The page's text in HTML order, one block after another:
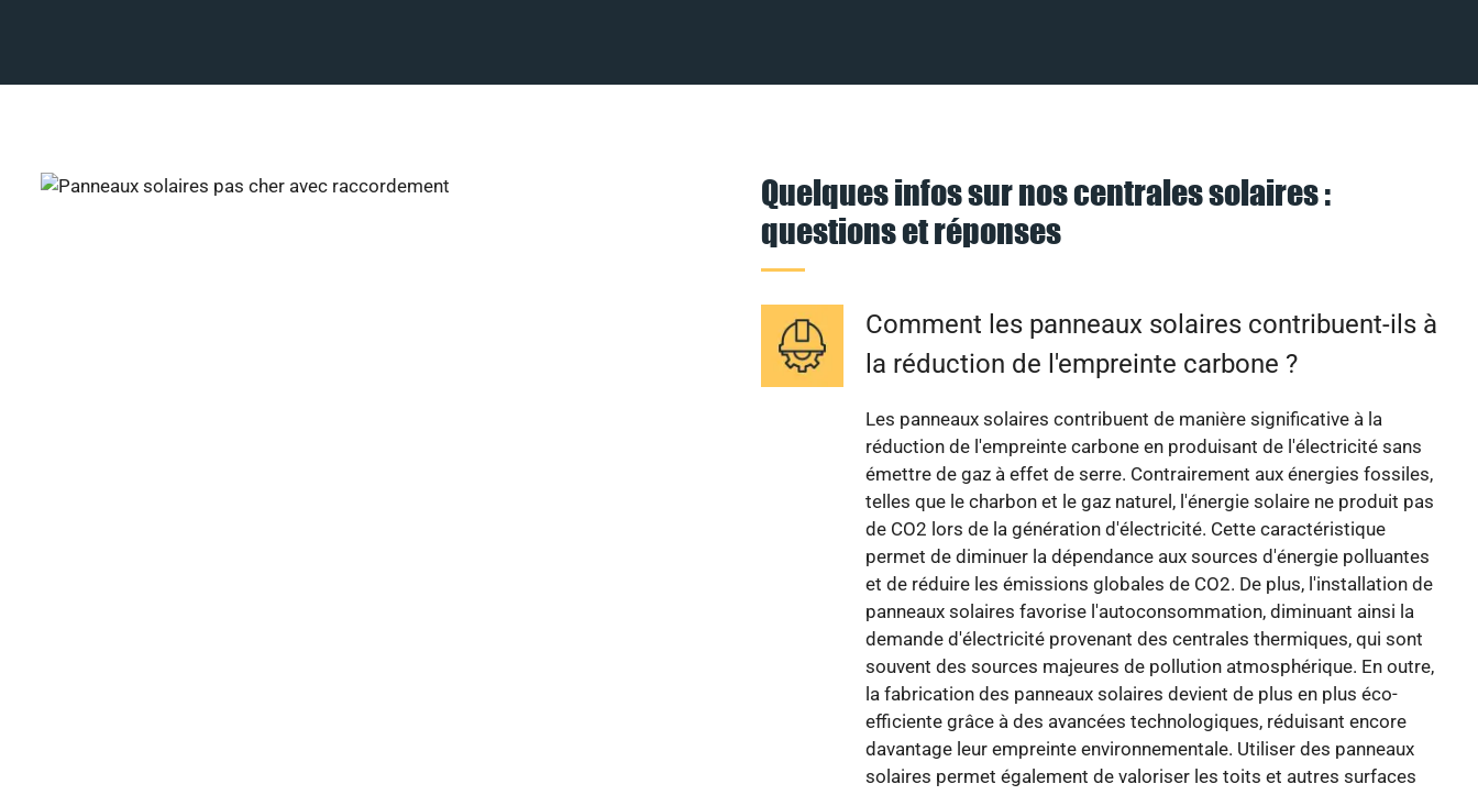
Quelques infos sur nos centrales solaires :
questions et réponses
Comment les panneaux solaires contribuent-ils à
la réduction de l'empreinte carbone ?
Les panneaux solaires contribuent de manière significative à la
réduction de l'empreinte carbone en produisant de l'électricité sans
émettre de gaz à effet de serre. Contrairement aux énergies fossiles,
telles que le charbon et le gaz naturel, l'énergie solaire ne produit pas
de CO2 lors de la génération d'électricité. Cette caractéristique
permet de diminuer la dépendance aux sources d'énergie polluantes
et de réduire les émissions globales de CO2. De plus, l'installation de
panneaux solaires favorise l'autoconsommation, diminuant ainsi la
demande d'électricité provenant des centrales thermiques, qui sont
souvent des sources majeures de pollution atmosphérique. En outre,
la fabrication des panneaux solaires devient de plus en plus éco-
efficiente grâce à des avancées technologiques, réduisant encore
davantage leur empreinte environnementale. Utiliser des panneaux
solaires permet également de valoriser les toits et autres surfaces